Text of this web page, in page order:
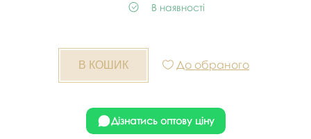
В наявності
До обраного
Дізнатись оптову ціну